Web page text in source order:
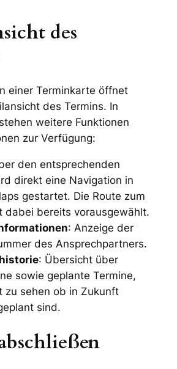
des
einer Terminkarte öffnet
des Termins. In
weitere Funktionen
zur Verfügung:
den entsprechenden
direkt eine Navigation in
gestartet. Die Route zum
dabei bereits vorausgewählt.
: Anzeige der
des Ansprechpartners.
: Übersicht über
sowie geplante Termine,
zu sehen ob in Zukunft
sind.